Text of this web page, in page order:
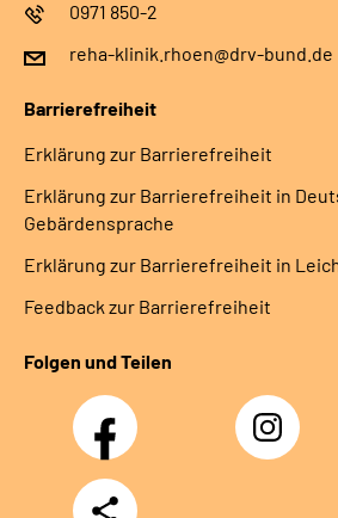
0971 850-2
reha-klinik.rhoen@drv-bund.de
Barrierefreiheit
Erklärung zur Barrierefreiheit
Erklärung zur Barrierefreiheit in
Gebärdensprache
Erklärung zur Barrierefreiheit in
Feedback zur Barrierefreiheit
Folgen und Teilen
Facebook Instagram
Teilen